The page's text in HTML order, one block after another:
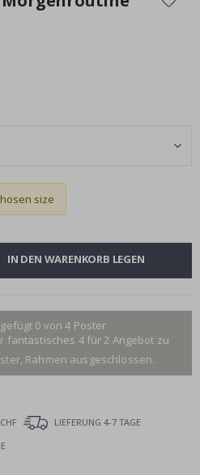
Bewertung:
bewertungen:
size
IN DEN WARENKORB LEGEN
0 von 4 Poster
fantastisches 4 für 2 Angebot zu
Rahmen ausgeschlossen.
LIEFERUNG 4-7 TAGE